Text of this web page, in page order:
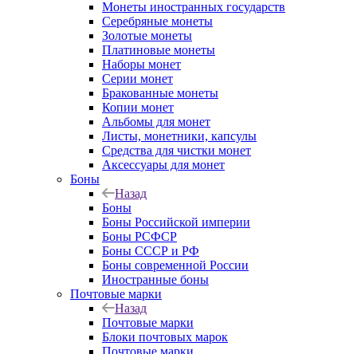
Монеты иностранных государств
Серебряные монеты
Золотые монеты
Платиновые монеты
Наборы монет
Серии монет
Бракованные монеты
Копии монет
Альбомы для монет
Листы, монетники, капсулы
Средства для чистки монет
Аксессуары для монет
Боны
Назад
Боны
Боны Российской империи
Боны РСФСР
Боны СССР и РФ
Боны современной России
Иностранные боны
Почтовые марки
Назад
Почтовые марки
Блоки почтовых марок
Почтовые марки